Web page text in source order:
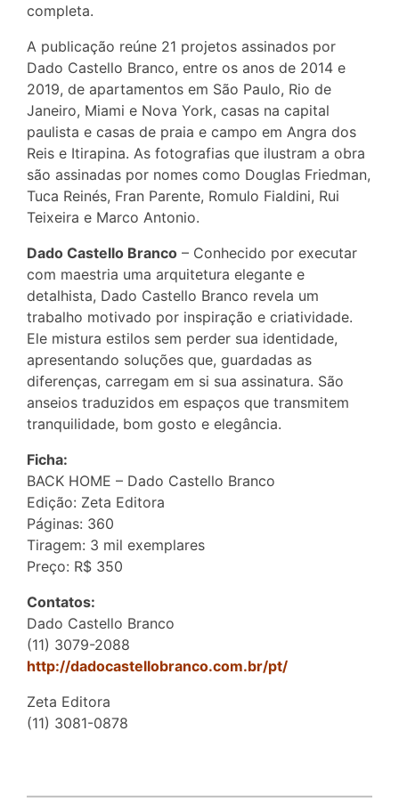
completa.
A publicação reúne 21 projetos assinados por
Dado Castello Branco, entre os anos de 2014 e
2019, de apartamentos em São Paulo, Rio de
Janeiro, Miami e Nova York, casas na capital
paulista e casas de praia e campo em Angra dos
Reis e Itirapina. As fotografias que ilustram a obra
são assinadas por nomes como Douglas Friedman,
Tuca Reinés, Fran Parente, Romulo Fialdini, Rui
Teixeira e Marco Antonio.
Dado Castello Branco – Conhecido por executar
com maestria uma arquitetura elegante e
detalhista, Dado Castello Branco revela um
trabalho motivado por inspiração e criatividade.
Ele mistura estilos sem perder sua identidade,
apresentando soluções que, guardadas as
diferenças, carregam em si sua assinatura. São
anseios traduzidos em espaços que transmitem
tranquilidade, bom gosto e elegância.
Ficha:
BACK HOME – Dado Castello Branco
Edição: Zeta Editora
Páginas: 360
Tiragem: 3 mil exemplares
Preço: R$ 350
Contatos:
Dado Castello Branco
(11) 3079-2088
http://dadocastellobranco.com.br/pt/
Zeta Editora
(11) 3081-0878